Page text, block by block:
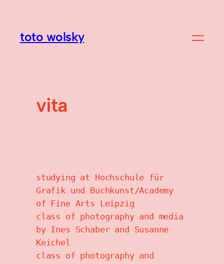
toto wolsky
vita
studying at Hochschule für
Grafik und Buchkunst/Academy
of Fine Arts Leipzig
class of photography and media
by Ines Schaber and Susanne
Keichel
class of photography and